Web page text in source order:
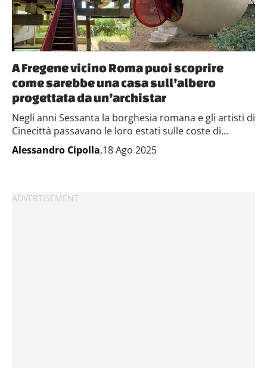
A Fregene vicino Roma puoi scoprire
come sarebbe una casa sull’albero
progettata da un’archistar
Negli anni Sessanta la borghesia romana e gli artisti di
Cinecittà passavano le loro estati sulle coste di...
Alessandro Cipolla,18 Ago 2025